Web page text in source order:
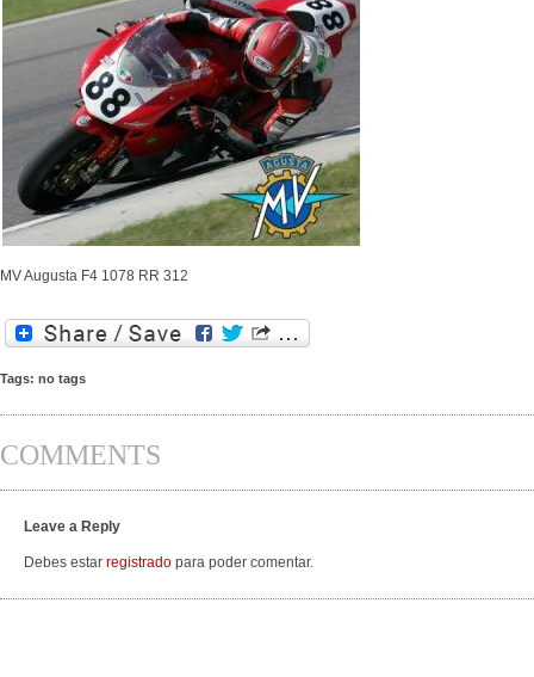
MV Augusta F4 1078 RR 312
Tags: no tags
COMMENTS
Leave a Reply
Debes estar registrado para poder comentar.